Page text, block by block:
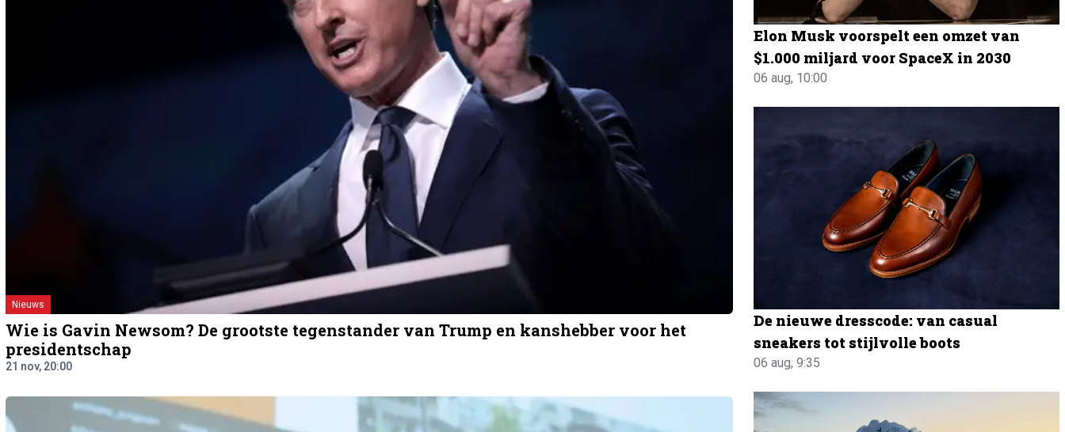
Nieuws
Wie is Gavin Newsom? De grootste tegenstander van Trump en kanshebber voor het
presidentschap
21 nov, 20:00
Elon Musk voorspelt een omzet van
$1.000 miljard voor SpaceX in 2030
06 aug, 10:00
De nieuwe dresscode: van casual
sneakers tot stijlvolle boots
06 aug, 9:35